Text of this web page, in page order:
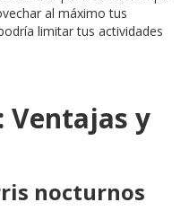
al máximo tus
limitar tus actividades
Ventajas y
nocturnos